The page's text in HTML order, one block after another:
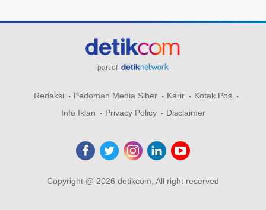
part of
Redaksi Pedoman Media Siber Karir
Kotak Pos
Info Iklan
Privacy Policy Disclaimer
Copyright @ 2026 detikcom, All right reserved